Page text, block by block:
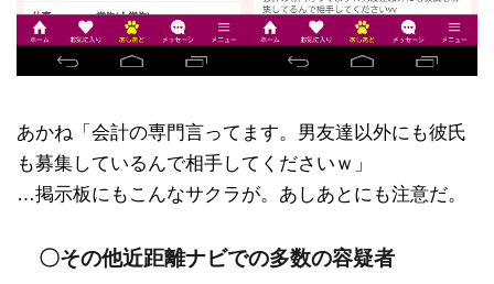
あかね「会計の専門言ってます。男友達以外にも彼氏
も募集しているんで相手してくださいｗ」
…掲示板にもこんなサクラが。あしあとにも注意だ。
〇その他近距離ナビでの多数の容疑者